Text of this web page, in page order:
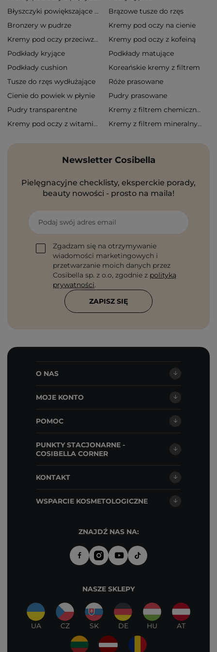
Błyszczyki powiększające usta
Brązowe tusze do rzęs
Bronzery w pudrze
Kremy pod oczy na cienie
Kremy pod oczy przeciwzmarszczkowe
Kremy pod oczy z kofeiną
Podkłady kryjące
Podkłady matujące
Podkłady cushion
Koreańskie kremy z filtrem
Tusze do rzęs wydłużające
Róże prasowane
Cienie do powiek w płynie
Pudry prasowane
Pudry transparentne
Kremy z filtrem chemicznym
Kremy pod oczy z witaminą c
Kremy z filtrem mineralnym
Newsletter Cosibella
Pielęgnacyjne checklisty, eksperckie porady,
beauty nowości - prosto na maila!
Podaj swój adres email
Zgadzam się na otrzymywanie
wiadomości marketingowych i
przetwarzanie moich danych przez
Cosibella sp. z o.o, zgodnie z polityką
prywatności.
ZAPISZ SIĘ
O NAS
MOJE KONTO
POMOC
PUNKTY STACJONARNE -
COSIBELLA CORNER
KONTAKT
WSPARCIE KOSMETOLOGICZNE
ZNAJDŹ NAS NA:
NASZE SKLEPY
UA CZ SK DE HU AT